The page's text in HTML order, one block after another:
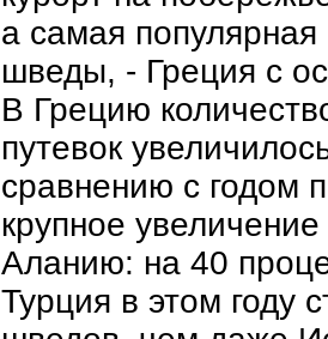
а самая популярная
шведы, - Греция с
В Грецию
путевок
сравнению с годом
крупное
Аланию: на 40
Турция в этом году